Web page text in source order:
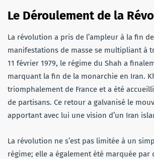
Le Déroulement de la
La révolution a pris de l’ampleur à la fin
manifestations de masse se multipliant à
11 février 1979, le régime du Shah a
marquant la fin de la monarchie en Iran.
triomphalement de France et a été
de partisans. Ce retour a galvanisé le
apportant avec lui une vision d’un Iran
La révolution ne s’est pas limitée à un
régime; elle a également été marquée par